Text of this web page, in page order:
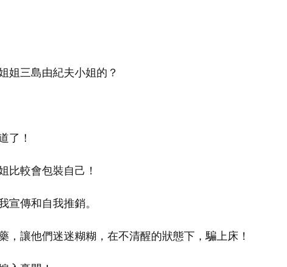
姐三島由紀夫小姐的？
了！
比較會包裝自己！
宣傳和自我推銷。
，讓他們迷迷糊糊，在不清醒的狀態下，騙上床！